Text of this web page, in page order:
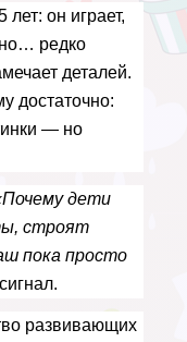
он играет,
но… редко
деталей.
достаточно:
— но
дети
строят
пока просто
развивающих